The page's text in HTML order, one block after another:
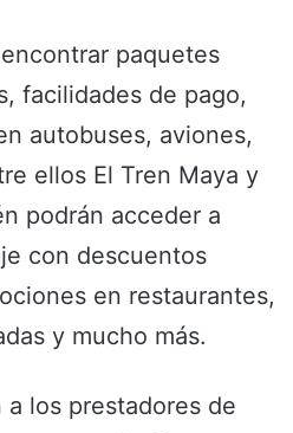
paquetes
facilidades de pago,
autobuses, aviones,
ellos El Tren Maya y
podrán acceder a
con descuentos
en restaurantes,
y mucho más.
los prestadores de